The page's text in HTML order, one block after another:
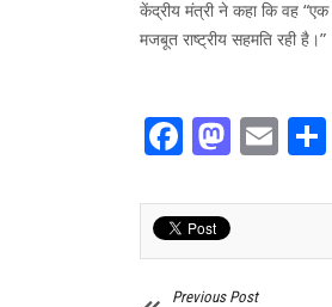
केंद्रीय मंत्री ने कहा कि वह
मजबूत राष्ट्रीय सहमति रही है।”
Facebook
Previous Post